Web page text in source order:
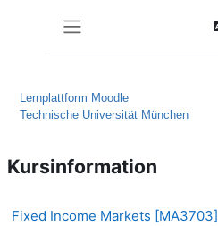
Lernplattform Moodle
Technische Universität München
Kursinformation
Fixed Income Markets [MA3703]